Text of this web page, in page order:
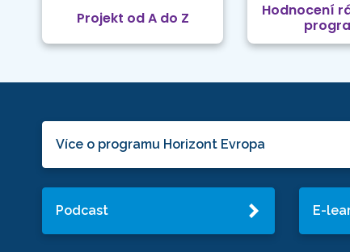
Projekt od A do Z
Hodnocení
Více o programu Horizont Evropa
Podcast E-